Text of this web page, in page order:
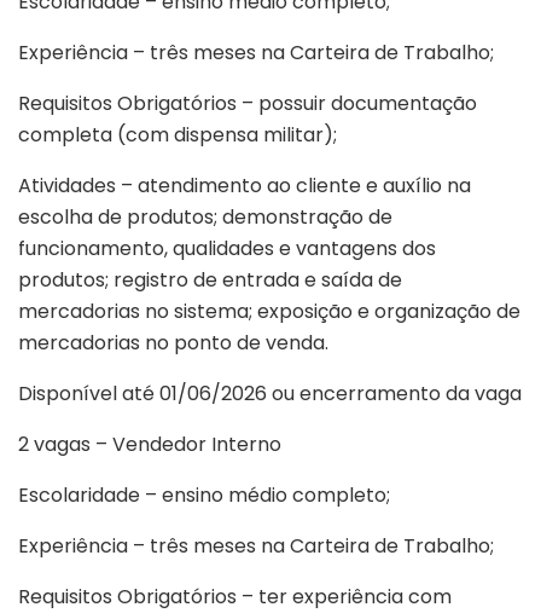
Experiência – três meses na Carteira de Trabalho;
Requisitos Obrigatórios – possuir documentação
completa (com dispensa militar);
Atividades – atendimento ao cliente e auxílio na
escolha de produtos; demonstração de
funcionamento, qualidades e vantagens dos
produtos; registro de entrada e saída de
mercadorias no sistema; exposição e organização de
mercadorias no ponto de venda.
Disponível até 01/06/2026 ou encerramento da vaga
2 vagas – Vendedor Interno
Escolaridade – ensino médio completo;
Experiência – três meses na Carteira de Trabalho;
Requisitos Obrigatórios – ter experiência com